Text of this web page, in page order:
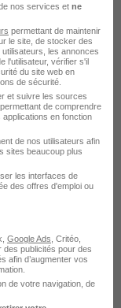
il y a 16 jours
H/F
nos services et ne
permettant de maintenir
le site, de stocker des
les annonces
l'utilisateur, vérifier s'il
du site web en
de sécurité.
et suivre les sources
de comprendre
en fonction
de nos utilisateurs afin
sites beaucoup plus
les interfaces de
des offres d'emploi ou
Google Ads , Critéo,
publicités pour des
afin d’augmenter vos
de votre navigation, de